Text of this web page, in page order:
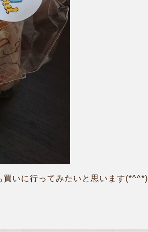
いに行ってみたいと思います(*^^*)